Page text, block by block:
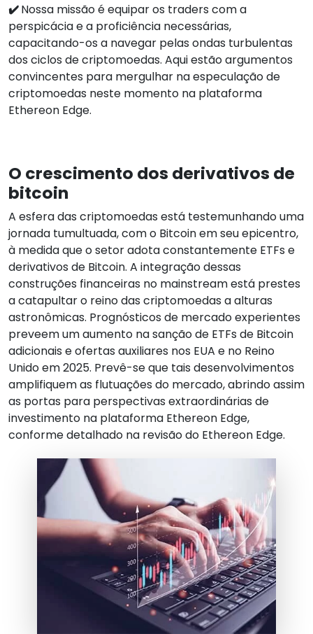
✔️Nossa missão é equipar os traders com a
perspicácia e a proficiência necessárias,
capacitando-os a navegar pelas ondas turbulentas
dos ciclos de criptomoedas. Aqui estão argumentos
convincentes para mergulhar na especulação de
criptomoedas neste momento na plataforma
Ethereon Edge.
O crescimento dos derivativos de
bitcoin
A esfera das criptomoedas está testemunhando uma
jornada tumultuada, com o Bitcoin em seu epicentro,
à medida que o setor adota constantemente ETFs e
derivativos de Bitcoin. A integração dessas
construções financeiras no mainstream está prestes
a catapultar o reino das criptomoedas a alturas
astronômicas. Prognósticos de mercado experientes
preveem um aumento na sanção de ETFs de Bitcoin
adicionais e ofertas auxiliares nos EUA e no Reino
Unido em 2025. Prevê-se que tais desenvolvimentos
amplifiquem as flutuações do mercado, abrindo assim
as portas para perspectivas extraordinárias de
investimento na plataforma Ethereon Edge,
conforme detalhado na revisão do Ethereon Edge.